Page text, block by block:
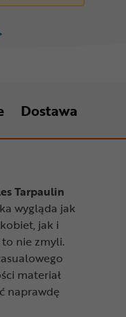
Dostawa
Tarpaulin
wygląda jak
jak i
nie zmyli.
materiał
naprawdę